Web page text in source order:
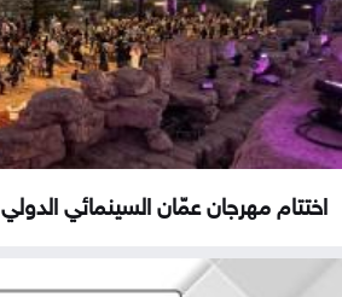
اختتام مهرجان عمّان السينمائي الدولي